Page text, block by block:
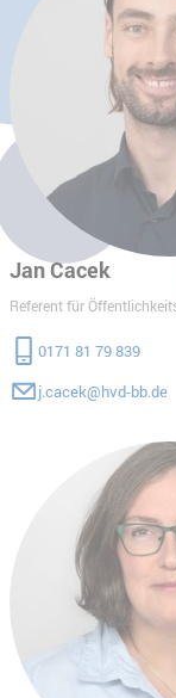
Jan Cacek
Referent für
0171 81 79 839
j.cacek@hvd-bb.de